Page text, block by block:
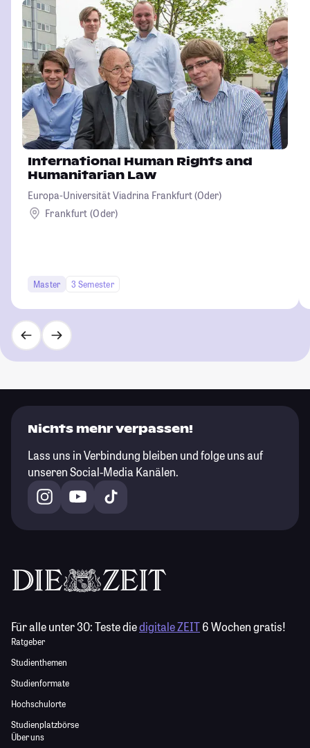
International Human Rights and
Humanitarian Law
Europa-Universität Viadrina Frankfurt (Oder)
Frankfurt (Oder)
Master 3 Semester
Nichts mehr verpassen!
Lass uns in Verbindung bleiben und folge uns auf
unseren Social-Media Kanälen.
Für alle unter 30:Teste diedigitale ZEIT6 Wochen gratis!
Ratgeber
Studienthemen
Studienformate
Hochschulorte
Studienplatzbörse
Über uns